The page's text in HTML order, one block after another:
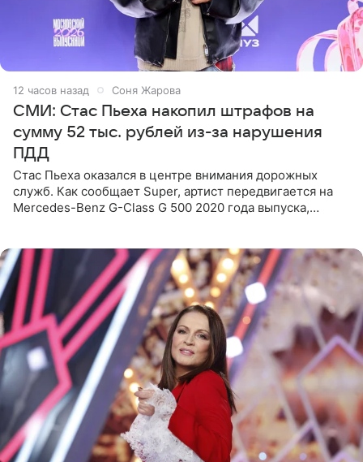
12 часов назад Соня Жарова
СМИ: Стас Пьеха накопил штрафов на
сумму 52 тыс. рублей из-за нарушения
ПДД
Стас Пьеха оказался в центре внимания дорожных
служб. Как сообщает Super, артист передвигается на
Mercedes-Benz G-Class G 500 2020 года выпуска,